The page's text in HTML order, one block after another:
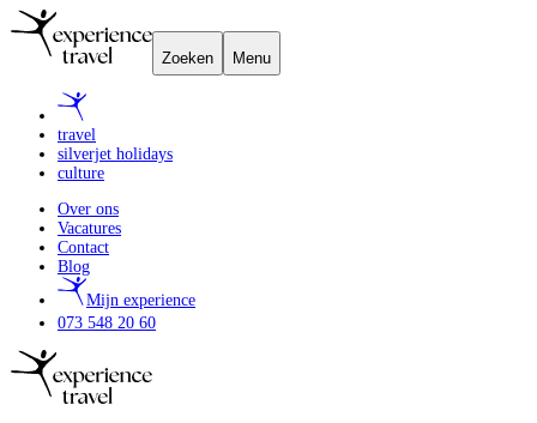
Zoeken Menu
travel
silverjet holidays
culture
Over ons
Vacatures
Contact
Blog
Mijn experience
073 548 20 60